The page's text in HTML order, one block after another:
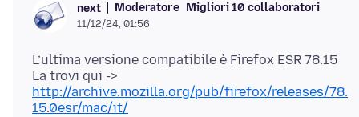
next Moderatore Migliori 10 collaboratori
11/12/24, 01:56
L’ultima versione compatibile è Firefox ESR 78.15
La trovi qui ->
http://archive.mozilla.org/pub/firefox/releases/78.
15.0esr/mac/it/